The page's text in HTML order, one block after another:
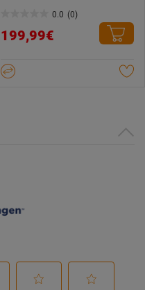
0.0 (0)
von
Sternen.
199,99€